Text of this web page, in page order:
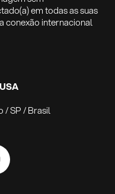
em todas as suas
conexão internacional
/ SP / Brasil